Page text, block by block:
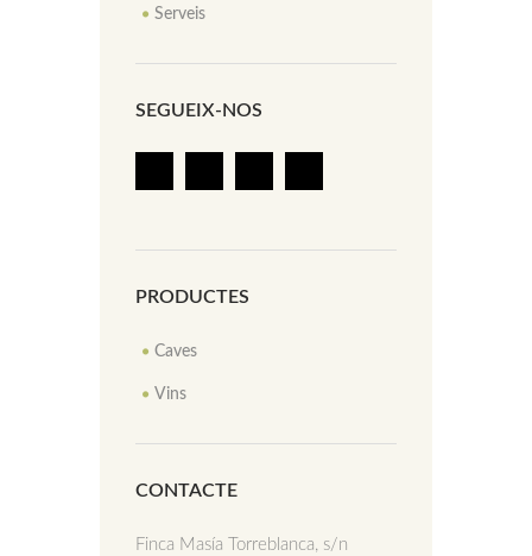
Serveis
SEGUEIX-NOS
PRODUCTES
Caves
Vins
CONTACTE
Finca Masía Torreblanca, s/n